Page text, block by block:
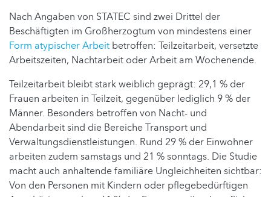
Nach Angaben von STATEC sind zwei Drittel der
Beschäftigten im Großherzogtum von mindestens einer
Form atypischer Arbeit betroffen: Teilzeitarbeit, versetzte
Arbeitszeiten, Nachtarbeit oder Arbeit am Wochenende.
Teilzeitarbeit bleibt stark weiblich geprägt: 29,1 % der
Frauen arbeiten in Teilzeit, gegenüber lediglich 9 % der
Männer. Besonders betroffen von Nacht- und
Abendarbeit sind die Bereiche Transport und
Verwaltungsdienstleistungen. Rund 29 % der Einwohner
arbeiten zudem samstags und 21 % sonntags. Die Studie
macht auch anhaltende familiäre Ungleichheiten sichtbar:
Von den Personen mit Kindern oder pflegebedürftigen